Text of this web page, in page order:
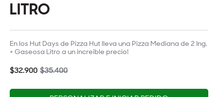
LITRO
En los Hut Days de Pizza Hut lleva una Pizza Mediana de 2 Ing.
+ Gaseosa Litro a un increible precio!
$32.900 $35.400